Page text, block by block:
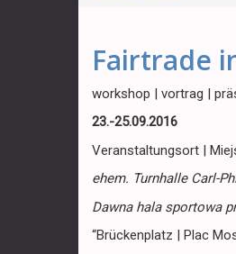
Fairtrade
workshop | vortrag |
23.-25.09.2016
Veranstaltungsort |
ehem. Turnhalle Carl-
Dawna hala sportowa
“Brückenplatz | Plac